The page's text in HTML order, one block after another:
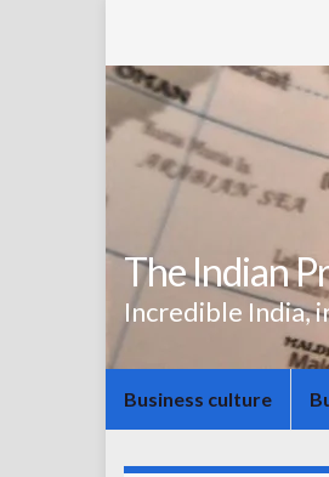
The Indian
Incredible India,
Business culture